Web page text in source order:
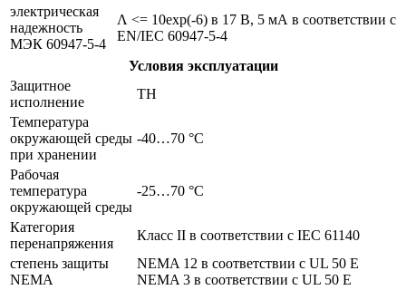
электрическая
надежность
МЭК 60947-5-4
Λ <= 10exp(-6) в 17 В, 5 мА в соответствии с
EN/IEC 60947-5-4
Условия эксплуатации
Защитное
исполнение
TH
Температура
окружающей среды
при хранении
-40…70 °C
Рабочая
температура
окружающей среды
-25…70 °C
Категория
перенапряжения
Класс II в соответствии с IEC 61140
степень защиты
NEMA
NEMA 12 в соответствии с UL 50 E
NEMA 3 в соответствии с UL 50 E